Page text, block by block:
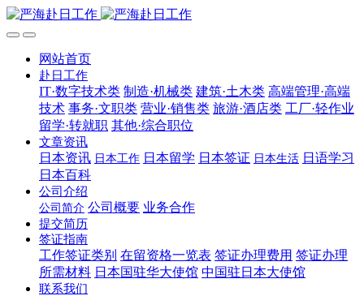
网站首页
赴日工作
IT·数字技术类 制造·机械类 建筑·土木类 高端管理·高端
技术 事务·文职类 营业·销售类 旅游·酒店类 工厂·轻作业
留学·转就职 其他·综合职位
文章资讯
日本资讯 日本工作 日本留学 日本签证 日本生活 日语学习
日本百科
公司介绍
公司简介 公司概要 业务合作
提交简历
签证指南
工作签证类别 在留资格一览表 签证办理费用 签证办理
所需材料 日本国驻华大使馆 中国驻日本大使馆
联系我们